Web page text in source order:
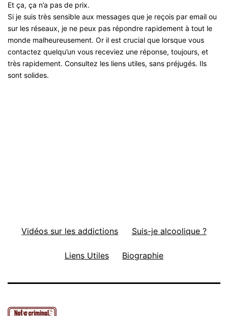
Et ça, ça n’a pas de prix.
Si je suis très sensible aux messages que je reçois par email ou
sur les réseaux, je ne peux pas répondre rapidement à tout le
monde malheureusement. Or il est crucial que lorsque vous
contactez quelqu’un vous receviez une réponse, toujours, et
très rapidement. Consultez les liens utiles, sans préjugés. Ils
sont solides.
Vidéos sur les addictions Suis-je alcoolique ?
Liens Utiles Biographie